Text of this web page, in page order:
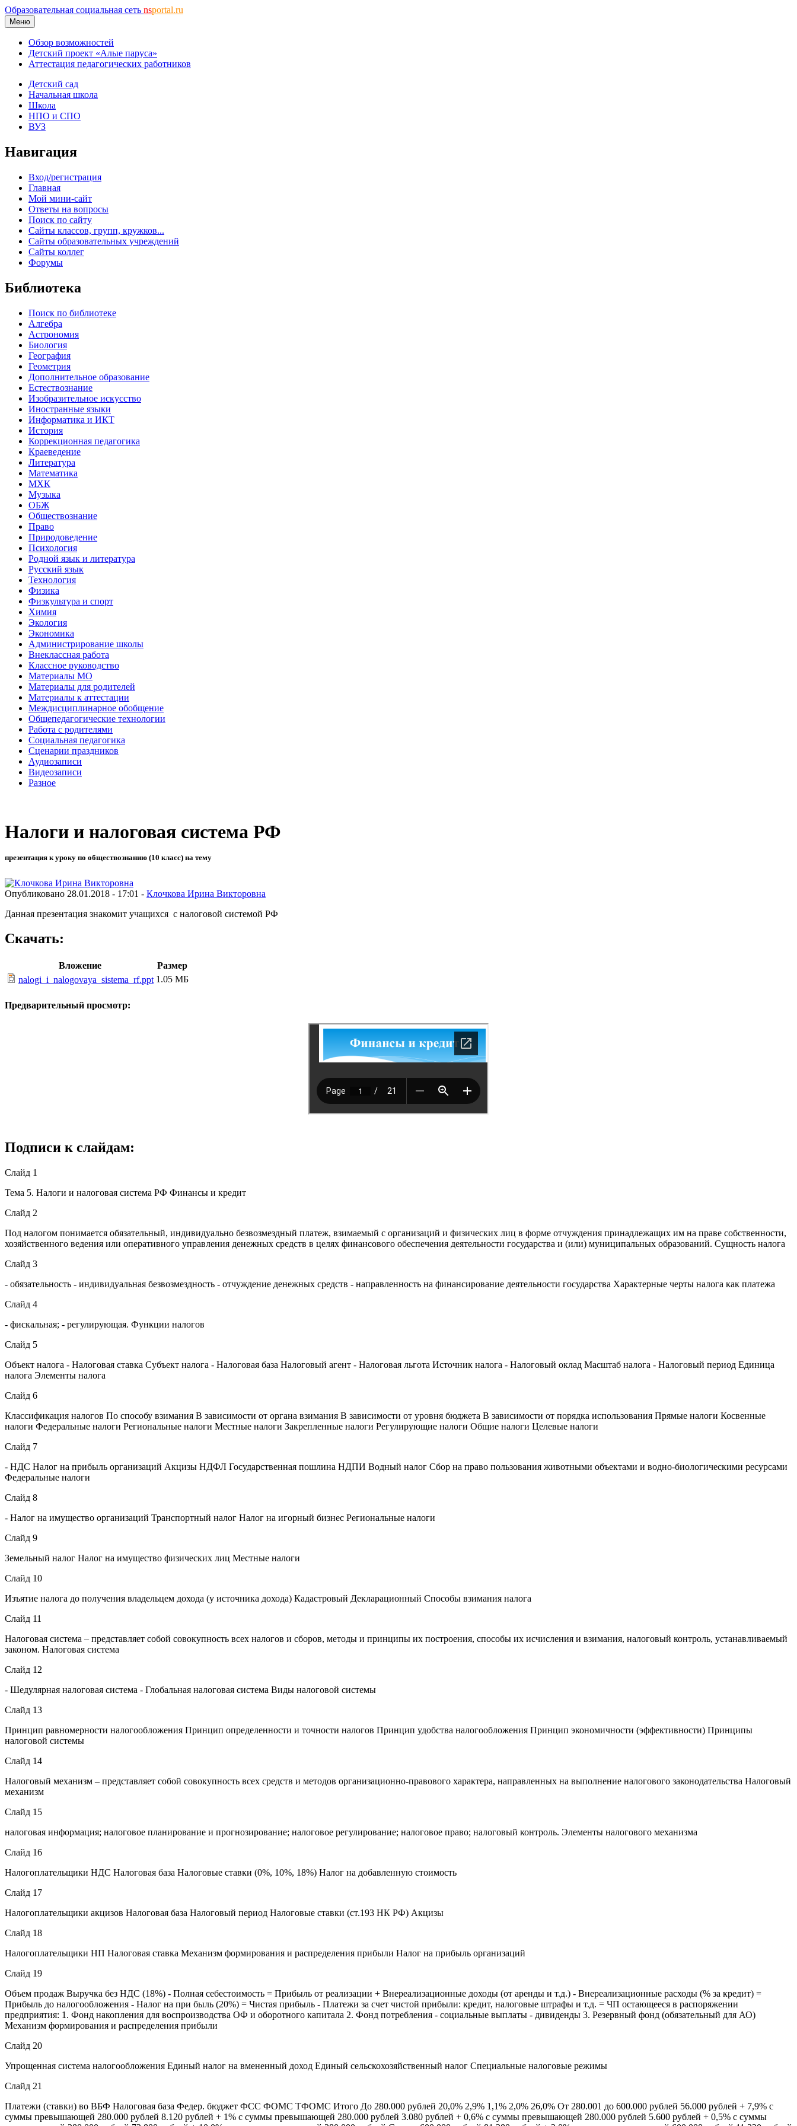
Образовательная социальная сеть nsportal.ru
Меню
Обзор возможностей
Детский проект «Алые паруса»
Аттестация педагогических работников
Детский сад
Начальная школа
Школа
НПО и СПО
ВУЗ
Навигация
Вход/регистрация
Главная
Мой мини-сайт
Ответы на вопросы
Поиск по сайту
Сайты классов, групп, кружков...
Сайты образовательных учреждений
Сайты коллег
Форумы
Библиотека
Поиск по библиотеке
Алгебра
Астрономия
Биология
География
Геометрия
Дополнительное образование
Естествознание
Изобразительное искусство
Иностранные языки
Информатика и ИКТ
История
Коррекционная педагогика
Краеведение
Литература
Математика
МХК
Музыка
ОБЖ
Обществознание
Право
Природоведение
Психология
Родной язык и литература
Русский язык
Технология
Физика
Физкультура и спорт
Химия
Экология
Экономика
Администрирование школы
Внеклассная работа
Классное руководство
Материалы МО
Материалы для родителей
Материалы к аттестации
Междисциплинарное обобщение
Общепедагогические технологии
Работа с родителями
Социальная педагогика
Сценарии праздников
Аудиозаписи
Видеозаписи
Разное
Налоги и налоговая система РФ
презентация к уроку по обществознанию (10 класс) на тему
Опубликовано 28.01.2018 - 17:01 - Клочкова Ирина Викторовна
Данная презентация знакомит учащихся с налоговой системой РФ
Скачать:
Вложение
Размер
nalogi_i_nalogovaya_sistema_rf.ppt 1.05 МБ
Предварительный просмотр:
Подписи к слайдам:
Слайд 1
Тема 5. Налоги и налоговая система РФ Финансы и кредит
Слайд 2
Под налогом понимается обязательный, индивидуально безвозмездный платеж, взимаемый с организаций и физических лиц в форме отчуждения принадлежащих им на праве собственности,
хозяйственного ведения или оперативного управления денежных средств в целях финансового обеспечения деятельности государства и (или) муниципальных образований. Сущность налога
Слайд 3
- обязательность - индивидуальная безвозмездность - отчуждение денежных средств - направленность на финансирование деятельности государства Характерные черты налога как платежа
Слайд 4
- фискальная; - регулирующая. Функции налогов
Слайд 5
Объект налога - Налоговая ставка Субъект налога - Налоговая база Налоговый агент - Налоговая льгота Источник налога - Налоговый оклад Масштаб налога - Налоговый период Единица
налога Элементы налога
Слайд 6
Классификация налогов По способу взимания В зависимости от органа взимания В зависимости от уровня бюджета В зависимости от порядка использования Прямые налоги Косвенные
налоги Федеральные налоги Региональные налоги Местные налоги Закрепленные налоги Регулирующие налоги Общие налоги Целевые налоги
Слайд 7
- НДС Налог на прибыль организаций Акцизы НДФЛ Государственная пошлина НДПИ Водный налог Сбор на право пользования животными объектами и водно-биологическими ресурсами
Федеральные налоги
Слайд 8
- Налог на имущество организаций Транспортный налог Налог на игорный бизнес Региональные налоги
Слайд 9
Земельный налог Налог на имущество физических лиц Местные налоги
Слайд 10
Изъятие налога до получения владельцем дохода (у источника дохода) Кадастровый Декларационный Способы взимания налога
Слайд 11
Налоговая система – представляет собой совокупность всех налогов и сборов, методы и принципы их построения, способы их исчисления и взимания, налоговый контроль, устанавливаемый
законом. Налоговая система
Слайд 12
- Шедулярная налоговая система - Глобальная налоговая система Виды налоговой системы
Слайд 13
Принцип равномерности налогообложения Принцип определенности и точности налогов Принцип удобства налогообложения Принцип экономичности (эффективности) Принципы
налоговой системы
Слайд 14
Налоговый механизм – представляет собой совокупность всех средств и методов организационно-правового характера, направленных на выполнение налогового законодательства Налоговый
механизм
Слайд 15
налоговая информация; налоговое планирование и прогнозирование; налоговое регулирование; налоговое право; налоговый контроль. Элементы налогового механизма
Слайд 16
Налогоплательщики НДС Налоговая база Налоговые ставки (0%, 10%, 18%) Налог на добавленную стоимость
Слайд 17
Налогоплательщики акцизов Налоговая база Налоговый период Налоговые ставки (ст.193 НК РФ) Акцизы
Слайд 18
Налогоплательщики НП Налоговая ставка Механизм формирования и распределения прибыли Налог на прибыль организаций
Слайд 19
Объем продаж Выручка без НДС (18%) - Полная себестоимость = Прибыль от реализации + Внереализационные доходы (от аренды и т.д.) - Внереализационные расходы (% за кредит) =
Прибыль до налогообложения - Налог на при быль (20%) = Чистая прибыль - Платежи за счет чистой прибыли: кредит, налоговые штрафы и т.д. = ЧП остающееся в распоряжении
предприятия: 1. Фонд накопления для воспроизводства ОФ и оборотного капитала 2. Фонд потребления - социальные выплаты - дивиденды 3. Резервный фонд (обязательный для АО)
Механизм формирования и распределения прибыли
Слайд 20
Упрощенная система налогообложения Единый налог на вмененный доход Единый сельскохозяйственный налог Специальные налоговые режимы
Слайд 21
Платежи (ставки) во ВБФ Налоговая база Федер. бюджет ФСС ФОМС ТФОМС Итого До 280.000 рублей 20,0% 2,9% 1,1% 2,0% 26,0% От 280.001 до 600.000 рублей 56.000 рублей + 7,9% с
суммы превышающей 280.000 рублей 8.120 рублей + 1% с суммы превышающей 280.000 рублей 3.080 рублей + 0,6% с суммы превышающей 280.000 рублей 5.600 рублей + 0,5% с суммы